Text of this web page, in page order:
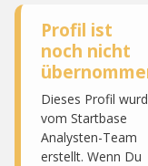
Profil ist
noch nicht
Dieses Profil
vom Startbase
Analysten-Team
erstellt. Wenn Du